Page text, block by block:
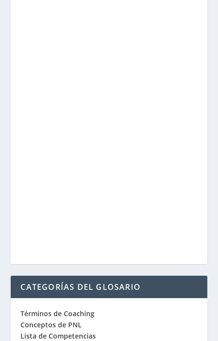
CATEGORÍAS DEL GLOSARIO
Términos de Coaching
Conceptos de PNL
Lista de Competencias